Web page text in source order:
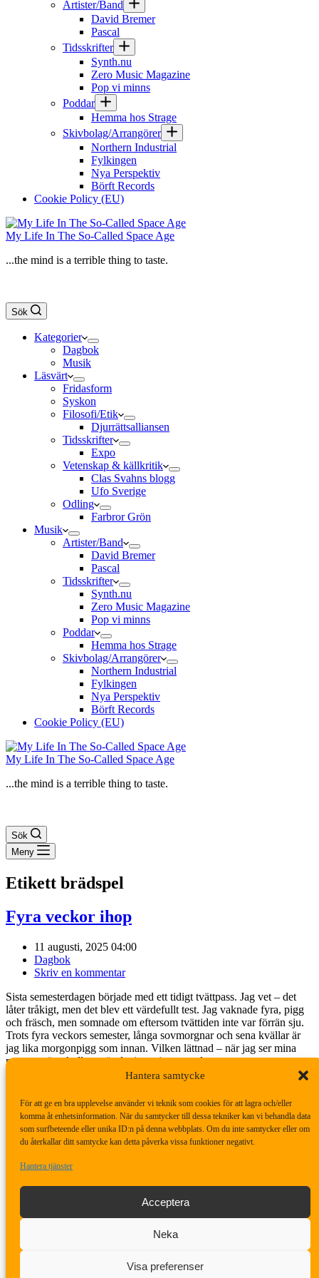
Hantera samtycke
För att ge en bra upplevelse använder vi teknik som cookies för att lagra och/eller
komma åt enhetsinformation. När du samtycker till dessa tekniker kan vi behandla data
som surfbeteende eller unika ID:n på denna webbplats. Om du inte samtycker eller om
du återkallar ditt samtycke kan detta påverka vissa funktioner negativt.
Hantera tjänster
Acceptera
Neka
Visa preferenser
Artister/Band
David Bremer
Pascal
Tidsskrifter
Synth.nu
Zero Music Magazine
Pop vi minns
Poddar
Hemma hos Strage
Skivbolag/Arrangörer
Northern Industrial
Fylkingen
Nya Perspektiv
Börft Records
Cookie Policy (EU)
My Life In The So-Called Space Age
...the mind is a terrible thing to taste.
Sök
Kategorier
Dagbok
Musik
Läsvärt
Fridasform
Syskon
Filosofi/Etik
Djurrättsalliansen
Tidsskrifter
Expo
Vetenskap & källkritik
Clas Svahns blogg
Ufo Sverige
Odling
Farbror Grön
Musik
Artister/Band
David Bremer
Pascal
Tidsskrifter
Synth.nu
Zero Music Magazine
Pop vi minns
Poddar
Hemma hos Strage
Skivbolag/Arrangörer
Northern Industrial
Fylkingen
Nya Perspektiv
Börft Records
Cookie Policy (EU)
My Life In The So-Called Space Age
...the mind is a terrible thing to taste.
Sök
Meny
Etikett brädspel
Fyra veckor ihop
11 augusti, 2025 04:00
Dagbok
Skriv en kommentar
Sista semesterdagen började med ett tidigt tvättpass. Jag vet – det
låter tråkigt, men det blev ett värdefullt test. Jag vaknade fyra, pigg
och fräsch, men somnade om eftersom tvättiden inte var förrän sju.
Trots fyra veckors semester, långa sovmorgnar och sena kvällar är
jag lika morgonpigg som innan. Vilken lättnad – när jag ser mina
morgontrötta kollegor är det inget jag avundas.
P ville spela spel innan han gick iväg. Vi hann med Tre i rad,
Plockepinn, Pokémon Battle Academy och Kluster. Det är roligt att
se hans utveckling. Tidigare ville han vinna till varje pris, men nu
bjuder han på sig själv för att dra ut på tiden tillsammans. I Pokémon
drog han ut på striderna, och i Kluster gjorde han sig till för att
förlänga spelet när han ledde stort. Det är en fin gest – ett tecken på
att vi har det bra tillsammans.
Vi gick via kiosken för att köpa en dricka. De här stunderna och
samtalen är så värdefulla.
Fyra veckor ihop – och alltid lika jobbigt när han går.